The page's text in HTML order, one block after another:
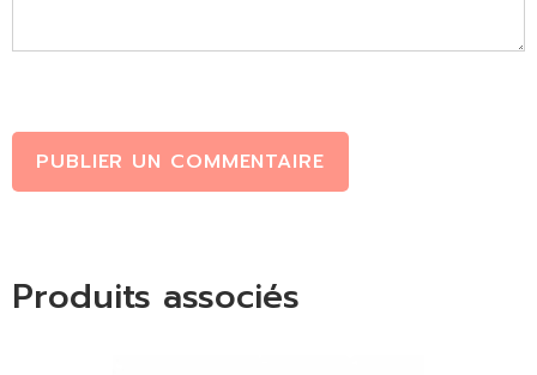
PUBLIER UN COMMENTAIRE
Produits associés